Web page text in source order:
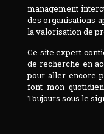
management
des organisations
la valorisation de
Ce site expert
de recherche en
pour aller encore
font mon
Toujours sous le